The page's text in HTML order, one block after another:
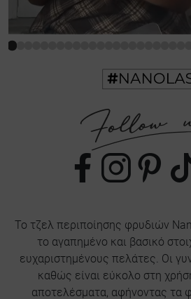
Το τζελ περιποίησης φρυδιών
το αγαπημένο και βασικό
ευχαριστημένους πελάτες. Οι
καθώς είναι εύκολο στη
αποτελέσματα, αφήνοντας τα